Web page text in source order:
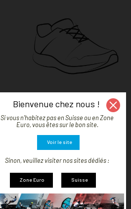
Sacs
Bienvenue chez nous !
Sinon, veuillez visiter nos sites dédiés :
Si vous n'habitez pas en Suisse ou en Zone
Euro, vous êtes sur le bon site.
Zone Euro Suisse
Voir le site